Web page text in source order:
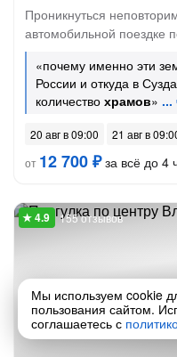
Проникнуться
автомобильной поездке
«почему именно эти
России и откуда в
количество храмов»
20 авг в 09:00
21 авг в
от 12 700 ₽за всё до 4
155 отзывов
Мы используем cookie
пользования сайтом.
соглашаетесь с